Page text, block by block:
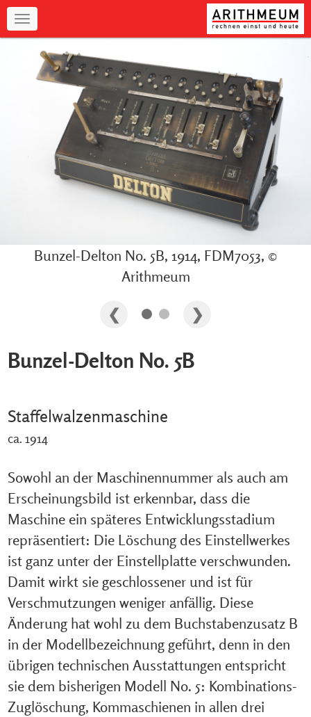
Navigation
Bunzel-Delton No. 5B, 1914, FDM7053, ©
Arithmeum
Bunzel-Delton No. 5B
Staffelwalzenmaschine
ca. 1914
Sowohl an der Maschinennummer als auch am
Erscheinungsbild ist erkennbar, dass die
Maschine ein späteres Entwicklungsstadium
repräsentiert: Die Löschung des Einstellwerkes
ist ganz unter der Einstellplatte verschwunden.
Damit wirkt sie geschlossener und ist für
Verschmutzungen weniger anfällig. Diese
Änderung hat wohl zu dem Buchstabenzusatz B
in der Modellbezeichnung geführt, denn in den
übrigen technischen Ausstattungen entspricht
sie dem bisherigen Modell No. 5: Kombinations-
Zuglöschung, Kommaschienen in allen drei